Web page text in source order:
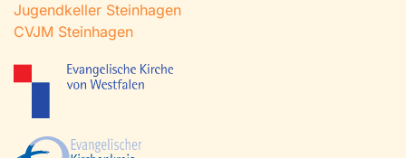
Jugendkeller Steinhagen
CVJM Steinhagen